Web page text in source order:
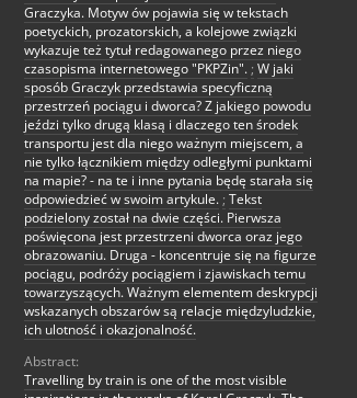
Graczyka. Motyw ów pojawia się w tekstach
poetyckich, prozatorskich, a kolejowe związki
wykazuje też tytuł redagowanego przez niego
czasopisma internetowego "PKPZin". ; W jaki
sposób Graczyk przedstawia specyficzną
przestrzeń pociągu i dworca? Z jakiego powodu
jeździ tylko drugą klasą i dlaczego ten środek
transportu jest dla niego ważnym miejscem, a
nie tylko łącznikiem między odległymi punktami
na mapie? - na te i inne pytania będę starała się
odpowiedzieć w swoim artykule. ; Tekst
podzielony został na dwie części. Pierwsza
poświęcona jest przestrzeni dworca oraz jego
obrazowaniu. Druga - koncentruje się na figurze
pociągu, podróży pociągiem i zjawiskach temu
towarzyszących. Ważnym elementem deskrypcji
wskazanych obszarów są relacje międzyludzkie,
ich ulotność i okazjonalność.
Abstract:
Travelling by train is one of the most visible